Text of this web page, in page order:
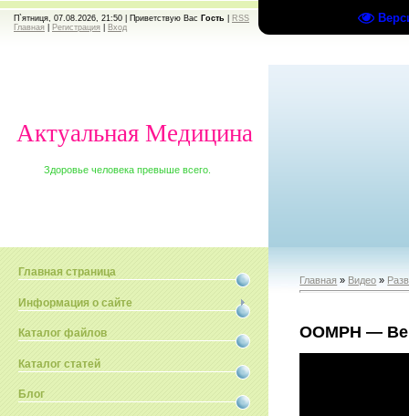
П`ятниця, 07.08.2026, 21:50 | Приветствую Вас Гость
RSS
Главная
Регистрация Вход
Актуальная Медицина
Здоровье человека превыше всего.
Главная страница
Информация о сайте
Каталог файлов
Каталог статей
Блог
Главная » Видео »
OOMPH —